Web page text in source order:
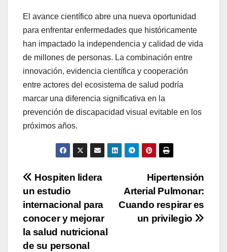
El avance científico abre una nueva oportunidad
para enfrentar enfermedades que históricamente
han impactado la independencia y calidad de vida
de millones de personas. La combinación entre
innovación, evidencia científica y cooperación
entre actores del ecosistema de salud podría
marcar una diferencia significativa en la
prevención de discapacidad visual evitable en los
próximos años.
Navegación
de
entradas
Hipertensión
Arterial Pulmonar:
Cuando respirar es
un privilegio
Hospiten lidera
un estudio
internacional para
conocer y mejorar
la salud nutricional
de su personal